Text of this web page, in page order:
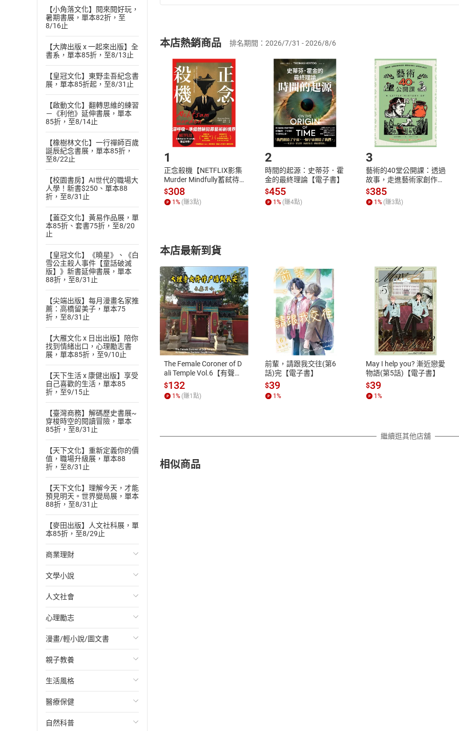
【小角落文化】閱來閱好玩，
暑期書展，單本82折，至
8/16止
【大牌出版 x 一起來出版】全
書系，單本85折，至8/13止
【皇冠文化】東野圭吾紀念書
展，單本85折起，至8/31止
【啟動文化】翻轉思維的練習
－《利他》延伸書展，單本
85折，至8/14止
【橡樹林文化】一行禪師百歲
誕辰紀念書展，單本85折，
至8/22止
【校園書房】AI世代的職場大
人學！新書$250、單本88
折，至8/31止
【蓋亞文化】黃易作品展，單
本85折、套書75折，至8/20
止
【皇冠文化】《曉星》、《白
雪公主殺人事件【童話破滅
版】》新書延伸書展，單本
88折，至8/31止
【尖端出版】每月漫畫名家推
薦：高橋留美子，單本75
折，至8/31止
【大雁文化 x 日出出版】陪你
找到情緒出口，心理勵志書
展，單本85折，至9/10止
【天下生活 x 康健出版】享受
自己喜歡的生活，單本85
折，至9/15止
【臺灣商務】解碼歷史書展~
穿梭時空的閱讀冒險，單本
85折，至8/31止
【天下文化】重新定義你的價
值，職場升級展，單本88
折，至8/31止
【天下文化】理解今天，才能
預見明天。世界變局展，單本
88折，至8/31止
【麥田出版】人文社科展，單
本85折，至8/29止
商業理財
投資理財
經濟/趨勢
財務/金融
管理/領導
職場工作術
成功法
行銷/廣告
傳記
文學小說
歐美文學
日本文學
韓國文學
華文文學
經典文學
成長/家庭生活小說
懸疑/推理小說
人文社會
國際關係
政治
社會科學
台灣/中國歷史
日/韓歷史
其他歷史/史學
心理勵志
心靈成長/情緒
人際關係
兩性關係
心理學
漫畫/輕小說/圖文書
輕小說
奇幻/科幻
愛情故事
職場/社會寫實
親子教養
教育現場
兒童文學/故事
兒童科普/學習
生活風格
飲食/食譜
健身/美顏
醫療保健
健康/養生
自然科普
(一)依消費者保護法第19條第1項後段暨通訊交易解除權合理例外情事適用
(二)消費者訂購本店鋪之商品即代表知悉本店鋪所銷售之商品為電子書，
且已下載/存取電子書，不得請求退貨退款。
退貨方式：您欲取消訂單或辦理退貨時，請登入樂天市場，並於「我的訂單
貨」，本店鋪將依您的申請進行審核，待審核通過後將為您辦理退款事宜。
請注意，樂天市場須以整筆訂單為單位進行取消/退貨，恕無法以單支商品取
挑選商品
Choose
放入購物車
Shopping cart
登入帳號
Login
購書後，如何開始使用？
Step1.選擇閱讀載具 Step2.登入
付款方式
ATM轉帳、信用卡、LINE PAY、AFTEE
退換貨規範
本店是否提供消費者保護法七日猶
之權利，遽消費者保護法及通訊交
除權合理例外情事適用準則，依商
質各有不同規定。詳細退換貨說明
照各商品說明。
本店熱銷商品 排名期間：2026/7/31 - 2026/8/6
1
正念殺機【NETFLIX影集
Murder Mindfully蓄弒待
發】【電子書】
$308
1 % (賺3點)
2
時間的起源：史蒂芬．霍
金的最終理論【電子書】
$455
1 % (賺4點)
3
藝術的40堂公開課：透過
故事，走進藝術家創作現
場，看藝術如何誕生、如
何形塑人類生活【電子
書】
$385
1 % (賺3點)
本店最新到貨
The Female Coroner of D
ali Temple Vol.6【有聲
書】
$132
1% (賺1點)
前輩，請跟我交往(第6
話)完【電子書】
$39
1%
May I help you? 漸近戀愛
物語(第5話)【電子書】
$39
1%
繼續逛其他店舖
相似商品